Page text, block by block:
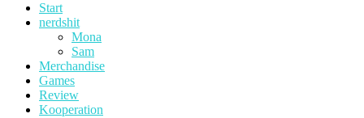
Start
nerdshit
Mona
Sam
Merchandise
Games
Review
Kooperation